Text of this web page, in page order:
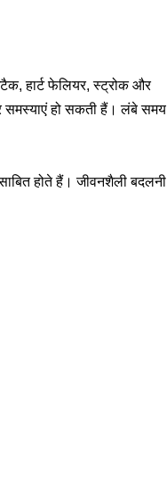
हार्ट फेलियर, स्ट्रोक और
समस्याएं हो सकती हैं। लंबे समय
होते हैं। जीवनशैली बदलनी